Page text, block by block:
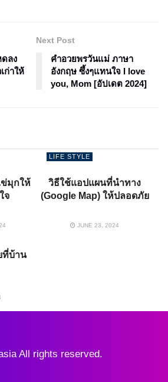
ลง
ก่าให้
Next Post
คำอวยพรวันแม่ ภาษา
อังกฤษ ซึ้งๆแทนใจ I love
you, Mom [อัปเดต 2024]
มุกให้
จ
LIFE STYLE
วิธีใช้แอปแผนที่นำทาง
(Google Map) ให้ปลอดภัย
JUNE 23, 2024
ที่บ้าน
All rights reserved.